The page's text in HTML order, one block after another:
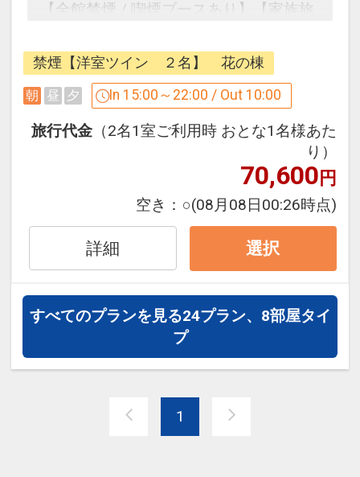
・２名様１室より承ります。
・ご到着が20時を過ぎる場合は、フロン
ト（0993-22-3137）へご連絡くださ
い。
気楽に温泉～素泊りプラン 名湯百選「指
宿温泉」でリフレッシュ♪
【素泊まり】【ゆったりレイトチェック
やビジネスにお出かけの方、砂むし温泉
観光スポットを一日中満喫し、当館への
適の素泊りプランです♪
【全館禁煙 / 喫煙ブースあり】【家族旅
早めにチェックインを済ませて指宿観光
やビジネスにお出かけの方、
砂むし温泉など、観光スポットを一日中
当館へのご到着が遅い時間になられるお
客様に最適の1泊朝食付きプランです♪
▼ゆったりレイトイン
チェックイン時間15:00～22:00（通常
15:00～20：00）
▼世界でも大変珍しい指宿名物「砂むし
温泉」も館内に完備！
また、砂むし体験後はそのまま大浴場
禁煙【洋室ツイン ２名】 花の棟
朝 昼 夕 In 15:00～22:00 / Out 10:00
旅行代金 （2名1室ご利用時 おとな1名様あた
り）
70,600円
空き： ○(08月08日00:26時点)
詳細 選択
すべてのプランを見る24プラン、8部屋タイ
プ
1